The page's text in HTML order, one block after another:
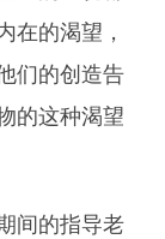
在的渴望，
们的创造告
的这种渴望
间的指导老